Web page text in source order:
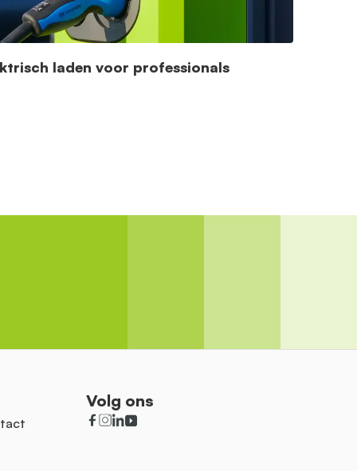
laden voor professionals
Volg ons